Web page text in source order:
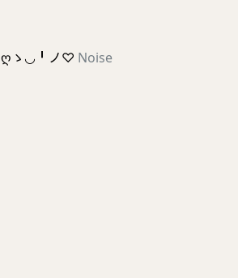
ღゝ◡╹ノ♡ Noise